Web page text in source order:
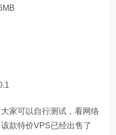
家可以自行测试，看网络
款特价VPS已经出售了